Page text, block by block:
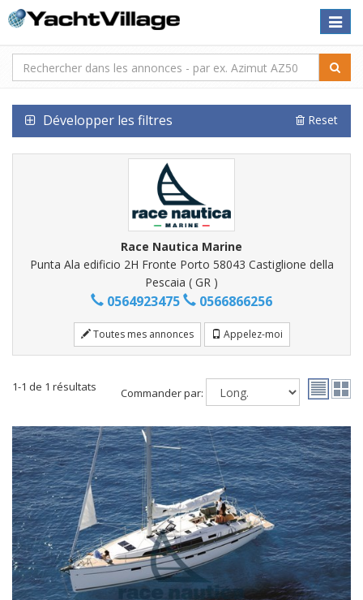
Toggle
Développer les filtres Reset
Race Nautica Marine
Punta Ala edificio 2H Fronte Porto 58043 Castiglione della
Pescaia ( GR )
0564923475 0566866256
Toutes mes annonces Appelez-moi
1-1 de 1 résultats Commander par: